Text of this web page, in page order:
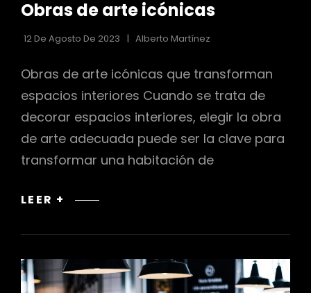
LAS
Obras de arte icónicas
12 De Agosto De 2023 Alberto Martínez
Obras de arte icónicas que transforman
espacios interiores Cuando se trata de
decorar espacios interiores, elegir la obra
de arte adecuada puede ser la clave para
transformar una habitación de
LEER +
OBRAS
ARTE